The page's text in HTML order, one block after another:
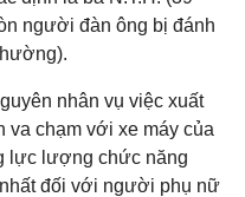
người đàn ông bị đánh
nhân vụ việc xuất
va chạm với xe máy của
lực lượng chức năng
đối với người phụ nữ